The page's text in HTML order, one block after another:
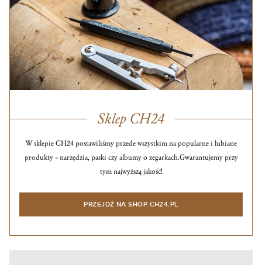
Sklep CH24
W sklepie CH24 postawiliśmy przede wszystkim na popularne i lubiane
produkty – narzędzia, paski czy albumy o zegarkach.Gwarantujemy przy
tym najwyższą jakość!
PRZEJDŹ NA SHOP.CH24.PL